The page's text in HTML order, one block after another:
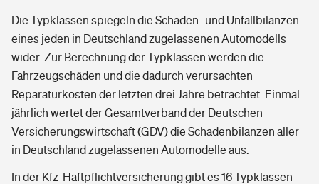
Die Typklassen spiegeln die Schaden- und Unfallbilanzen
eines jeden in Deutschland zugelassenen Automodells
wider. Zur Berechnung der Typklassen werden die
Fahrzeugschäden und die dadurch verursachten
Reparaturkosten der letzten drei Jahre betrachtet. Einmal
jährlich wertet der Gesamtverband der Deutschen
Versicherungswirtschaft (GDV) die Schadenbilanzen aller
in Deutschland zugelassenen Automodelle aus.
In der Kfz-Haftpflichtversicherung gibt es 16 Typklassen